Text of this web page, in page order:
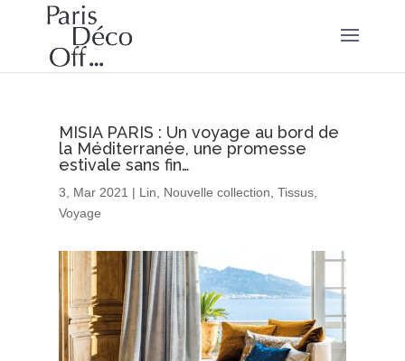
MISIA PARIS : Un voyage au bord de
la Méditerranée, une promesse
estivale sans fin…
3, Mar 2021 | Lin Nouvelle collection Tissus,
Voyage